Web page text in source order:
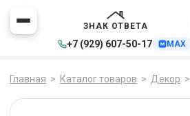
ЗНАК ОТВЕТА
+7 (929) 607-50-17 MAX
Главная > Каталог товаров > Декор >